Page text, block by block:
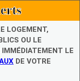
LOGEMENT,
OU LE
LE
DE VOTRE